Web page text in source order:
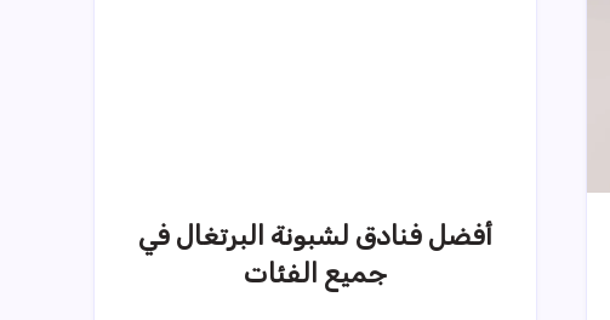
أفضل فنادق لشبونة البرتغال في
جميع الفئات